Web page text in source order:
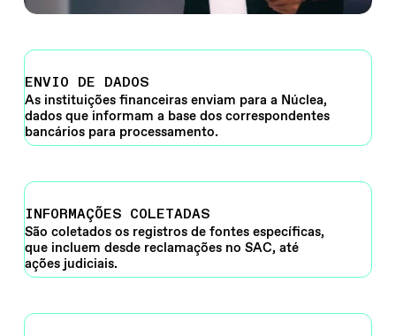
ENVIO DE DADOS
As instituições financeiras enviam para a Núclea,
dados que informam a base dos correspondentes
bancários para processamento.
INFORMAÇÕES COLETADAS
São coletados os registros de fontes específicas,
que incluem desde reclamações no SAC, até
ações judiciais.